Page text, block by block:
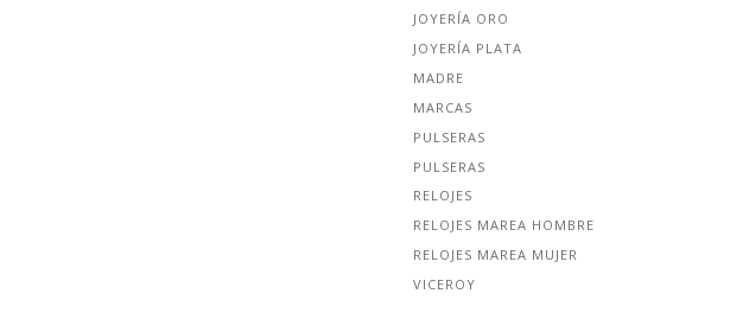
JOYERÍA ORO
JOYERÍA PLATA
MADRE
MARCAS
PULSERAS
PULSERAS
RELOJES
RELOJES MAREA HOMBRE
RELOJES MAREA MUJER
VICEROY